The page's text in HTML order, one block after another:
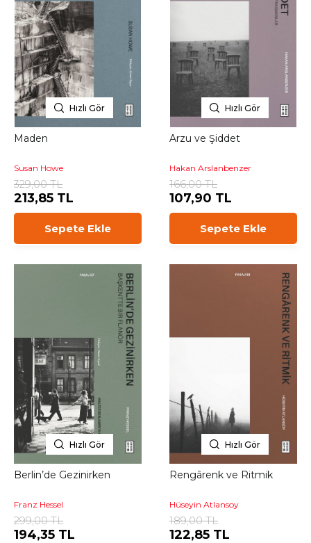
Hızlı Gör
Maden
Susan Howe
329,00 TL
213,85 TL
Sepete Ekle
Hızlı Gör
Arzu ve Şiddet
Hakan Arslanbenzer
166,00 TL
107,90 TL
Sepete Ekle
Hızlı Gör
Berlin’de Gezinirken
Franz Hessel
299,00 TL
194,35 TL
Hızlı Gör
Rengârenk ve Ritmik
Hüseyin Atlansoy
189,00 TL
122,85 TL